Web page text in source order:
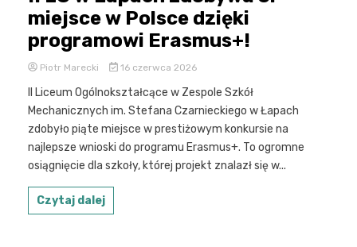
miejsce w Polsce dzięki
programowi Erasmus+!
Piotr Marecki 16 czerwca 2026
II Liceum Ogólnokształcące w Zespole Szkół
Mechanicznych im. Stefana Czarnieckiego w Łapach
zdobyło piąte miejsce w prestiżowym konkursie na
najlepsze wnioski do programu Erasmus+. To ogromne
osiągnięcie dla szkoły, której projekt znalazł się w...
Czytaj dalej